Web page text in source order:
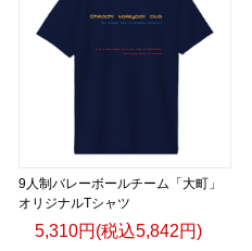
9人制バレーボールチーム「大町」
オリジナルTシャツ
5,310円(税込5,842円)